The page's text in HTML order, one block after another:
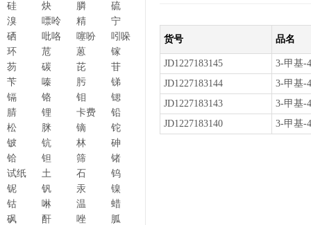
硅
炔 膦
硫
溴
嘌呤 精
宁
硒
吡咯 噻吩
吲哚
环
苊 蒽
镓
芴
碳 芘
苷
苄
嗪 肟
锑
镉
铬 钼
锶
腈
锂 卡费
铅
松
脒 镝
铊
铍
钪 林
砷
铪
钽 筛
锗
试纸
土 石
钨
铌
钒 汞
镍
钴
啉 温
蜡
砜
酐 唑
胍
货号 品名
JD1227183145
3-甲基-
JD1227183144
3-甲基-
JD1227183143
3-甲基-
JD1227183140
3-甲基-